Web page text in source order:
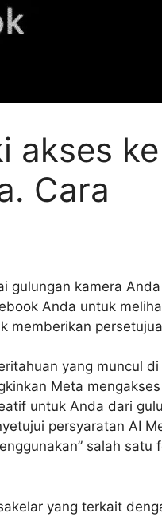
akses ke
Cara
gulungan kamera
Anda untuk
memberikan
yang muncul di
Meta
untuk Anda dari
persyaratan AI
salah satu
yang terkait